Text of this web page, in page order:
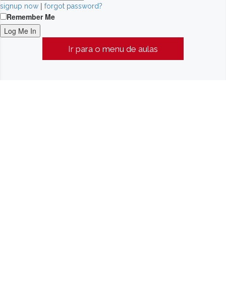
signup now | forgot password?
Remember Me
Ir para o menu de aulas